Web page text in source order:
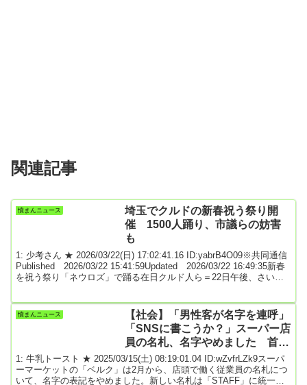
関連記事
憤まんニュース
埼玉でクルドの新春祝う祭り開
催 1500人踊り、市議らの妨害
も
1: 少考さん ★ 2026/03/22(日) 17:02:41.16 ID:yabrB4O09※共同通信
Published 2026/03/22 15:41:59Updated 2026/03/22 16:49:35新春
を祝う祭り「ネウロズ」で踊る在日クルド人ら＝22日午後、さいた
た。約1500人が集まり、民族衣装姿で輪になって踊った。主催した
「日本クルド文化協会」のチョー...
憤まんニュース
【社会】「男性客が名字を連呼」
「SNSに書こうか？」スーパー店
員の名札、名字やめました 首都
圏チェーンの取り組みに「他社も
続いて」
1: 牛乳トースト ★ 2025/03/15(土) 08:19:01.04 ID:wZvfrLZk9スーパ
ーマーケットの「ベルク」は2月から、店頭で働く従業員の名札につ
いて、名字の表記をやめました。新しい名札は「STAFF」に統一。